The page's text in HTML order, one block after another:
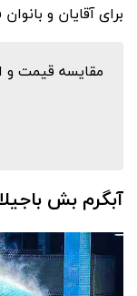
برای آقایان و
مقایسه قیمت و
آبگرم بش